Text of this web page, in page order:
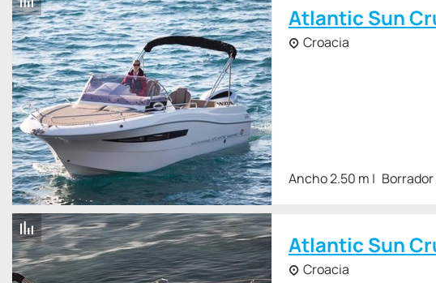
Atlantic Sun
Croacia
Ancho 2.50 m
Atlantic Sun
Croacia